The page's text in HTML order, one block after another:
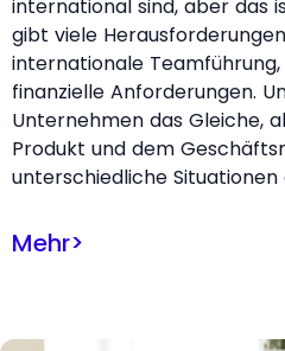
international sind, aber das
gibt viele
internationale
finanzielle Anforderungen.
Unternehmen das Gleiche,
Produkt und dem
unterschiedliche Situationen
Mehr>